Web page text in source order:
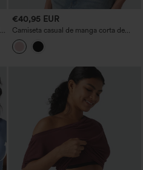
€40,95 EUR
Camiseta casual de manga corta de
punto acanalado con sujetador
integrado